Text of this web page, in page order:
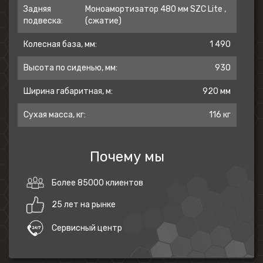
обслуживании, а также неприхотливость
к качеству топлива.
механической коробкой передач с
классической схемой “1-N-2-3-4-5”.
Модель 2024 года собрана на новой раме,
а также обладает ярким пластиком с
Передняя подвеска – телескопическая
вилка перевёрнутого типа SZC Lite
длиной 940 мм, задняя –
моноамортизатор SZC Lite длиной 480
мм. Оба компонента подвески
регулируются на сжатие. В паре они
Задняя
подвеска:
Моноамортизатор 480 мм SZC Lite ,
(сжатие)
Колесная база, мм: 1 490
Высота по сиденью, мм: 930
Ширина габаритная, м: 920 мм
Сухая масса, кг: 116 кг
Почему мы
Более 85000 клиентов
25 лет на рынке
Сервисный центр